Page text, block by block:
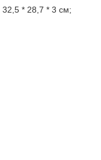
* 28,7 * 3 см;